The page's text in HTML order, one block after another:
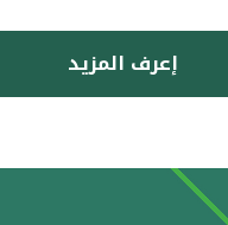
إعرف المزيد